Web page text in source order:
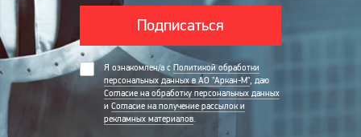
Подписаться
Я ознакомлен/а с Политикой обработки
персональных данных в АО "Аркан-М", даю
Согласие на обработку персональных данных
и Согласие на получение рассылок и
рекламных материалов.